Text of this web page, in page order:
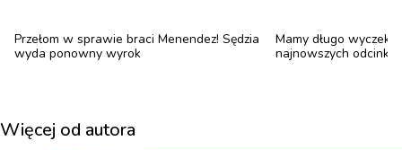
Obie panie uczestniczyły w spotkaniu „Siła
opowieści”, gdzie dzieliły się swoimi doświadczeniami
historia ma moc zmiany i może inspirować innych w
Przełom w sprawie braci Menendez! Sędzia
wyda ponowny wyrok
Mamy długo
najnowszych
Więcej od autora